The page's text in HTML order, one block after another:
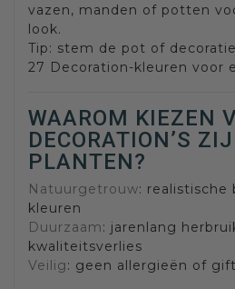
vazen, manden of potten
look.
Tip: stem de pot of
27 Decoration-kleuren voor
WAAROM KIEZEN
DECORATION’S
PLANTEN?
Natuurgetrouw: realistische
kleuren
Duurzaam: jarenlang
kwaliteitsverlies
Veilig: geen allergieën of